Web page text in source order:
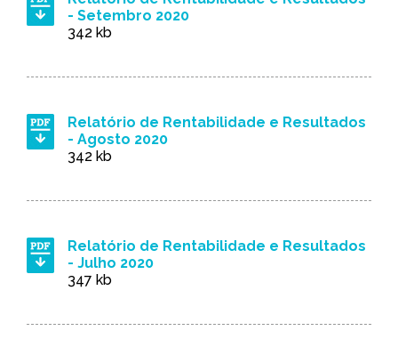
- Setembro 2020
342 kb
Relatório de Rentabilidade e Resultados
- Agosto 2020
342 kb
Relatório de Rentabilidade e Resultados
- Julho 2020
347 kb